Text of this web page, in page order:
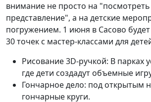
внимание не просто на "посмотреть
представление", а на детские
погружением. 1 июня в Сасово
30 точек с мастер-классами для
Рисование 3D-ручкой: В парках
где дети создадут объемные
Гончарное дело: под открытым
гончарные круги.